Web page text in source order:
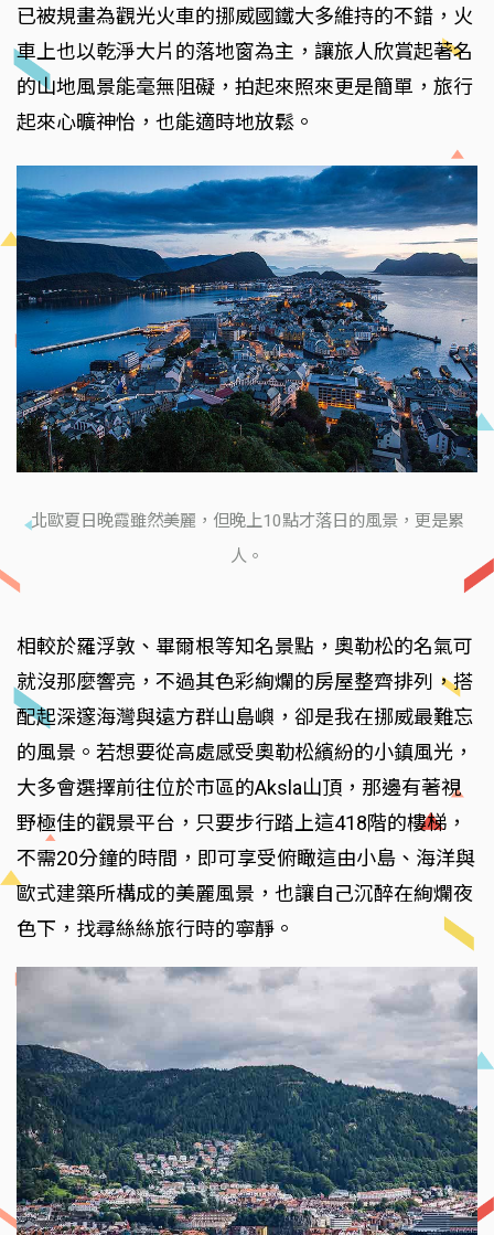
已被規畫為觀光火車的挪威國鐵大多維持的不錯，火
車上也以乾淨大片的落地窗為主，讓旅人欣賞起著名
的山地風景能毫無阻礙，拍起來照來更是簡單，旅行
起來心曠神怡，也能適時地放鬆。
北歐夏日晚霞雖然美麗，但晚上10點才落日的風景，更是累
人。
相較於羅浮敦、畢爾根等知名景點，奧勒松的名氣可
就沒那麼響亮，不過其色彩絢爛的房屋整齊排列，搭
配起深邃海灣與遠方群山島嶼，卻是我在挪威最難忘
的風景。若想要從高處感受奧勒松繽紛的小鎮風光，
大多會選擇前往位於市區的Aksla山頂，那邊有著視
野極佳的觀景平台，只要步行踏上這418階的樓梯，
不需20分鐘的時間，即可享受俯瞰這由小島、海洋與
歐式建築所構成的美麗風景，也讓自己沉醉在絢爛夜
色下，找尋絲絲旅行時的寧靜。